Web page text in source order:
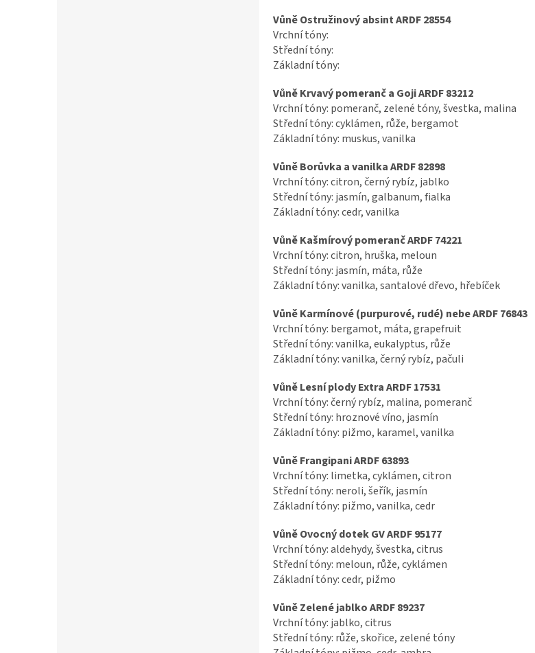
Vůně Ostružinový absint ARDF 28554
Vrchní tóny:
Střední tóny:
Základní tóny:
Vůně Krvavý pomeranč a Goji ARDF 83212
Vrchní tóny: pomeranč, zelené tóny, švestka, malina
Střední tóny: cyklámen, růže, bergamot
Základní tóny: muskus, vanilka
Vůně Borůvka a vanilka ARDF 82898
Vrchní tóny: citron, černý rybíz, jablko
Střední tóny: jasmín, galbanum, fialka
Základní tóny: cedr, vanilka
Vůně Kašmírový pomeranč ARDF 74221
Vrchní tóny: citron, hruška, meloun
Střední tóny: jasmín, máta, růže
Základní tóny: vanilka, santalové dřevo, hřebíček
Vůně Karmínové (purpurové, rudé) nebe ARDF 76843
Vrchní tóny: bergamot, máta, grapefruit
Střední tóny: vanilka, eukalyptus, růže
Základní tóny: vanilka, černý rybíz, pačuli
Vůně Lesní plody Extra ARDF 17531
Vrchní tóny: černý rybíz, malina, pomeranč
Střední tóny: hroznové víno, jasmín
Základní tóny: pižmo, karamel, vanilka
Vůně Frangipani ARDF 63893
Vrchní tóny: limetka, cyklámen, citron
Střední tóny: neroli, šeřík, jasmín
Základní tóny: pižmo, vanilka, cedr
Vůně Ovocný dotek GV ARDF 95177
Vrchní tóny: aldehydy, švestka, citrus
Střední tóny: meloun, růže, cyklámen
Základní tóny: cedr, pižmo
Vůně Zelené jablko ARDF 89237
Vrchní tóny: jablko, citrus
Střední tóny: růže, skořice, zelené tóny